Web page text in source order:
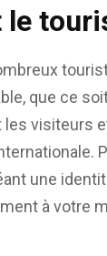
le
que ce
visiteurs
une
à votre